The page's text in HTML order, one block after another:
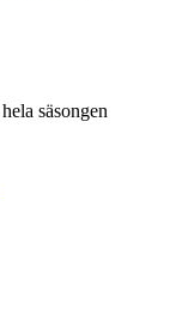
säsongen